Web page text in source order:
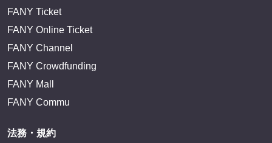
FANY Ticket
FANY Online Ticket
FANY Channel
FANY Crowdfunding
FANY Mall
FANY Commu
法務・規約